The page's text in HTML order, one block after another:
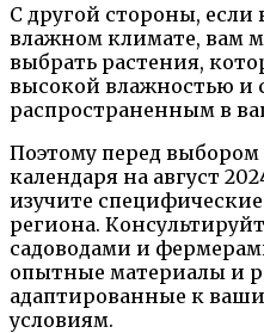
С другой стороны,
влажном климате, вам
выбрать растения,
высокой влажностью и
распространенным в
Поэтому перед выбором
календаря на август
изучите
региона.
садоводами и
опытные материалы и
адаптированные к
условиям.